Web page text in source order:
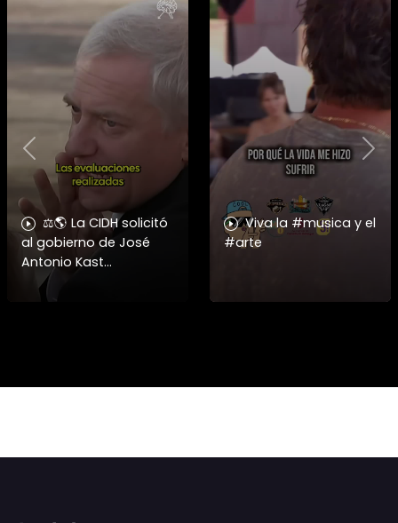
⚖️🌎 La CIDH solicitó
al gobierno de José
Antonio Kast
información detallada
sobre cambios
Viva la #musica y el
#arte
Previous